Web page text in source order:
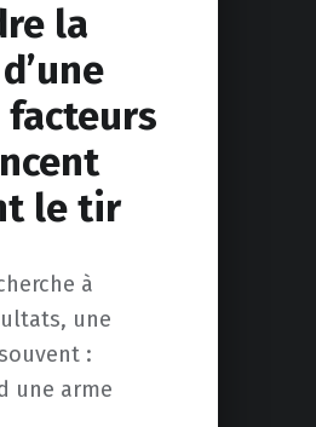
la
facteurs
le tir
à
une
:
une arme